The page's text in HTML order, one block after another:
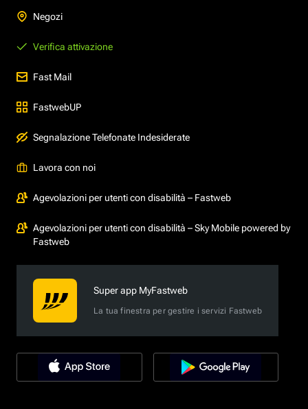
Negozi
Verifica attivazione
Fast Mail
FastwebUP
Segnalazione Telefonate Indesiderate
Lavora con noi
Agevolazioni per utenti con disabilità – Fastweb
Agevolazioni per utenti con disabilità – Sky Mobile powered by
Fastweb
Super app MyFastweb
La tua finestra per gestire i servizi Fastweb